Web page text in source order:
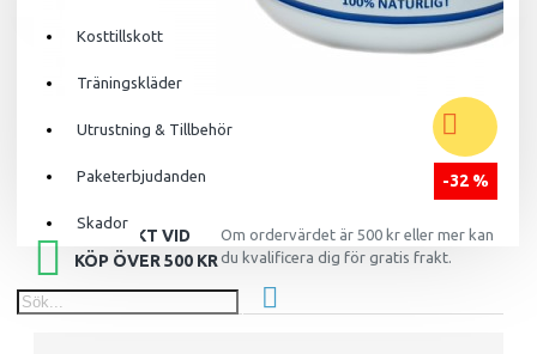
Kosttillskott
Träningskläder
Utrustning & Tillbehör
Paketerbjudanden
Skador
-32 %
FRI FRAKT VID
KÖP ÖVER 500 KR
Om ordervärdet är 500 kr eller mer kan
du kvalificera dig för gratis frakt.